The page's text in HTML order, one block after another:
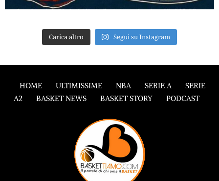
Carica altro Segui su Instagram
HOME ULTIMISSIME NBA SERIE A
SERIE
A2
BASKET NEWS BASKET STORY PODCAST